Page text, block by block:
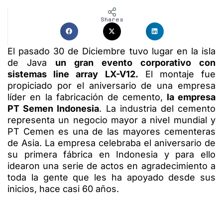
Shares
El pasado 30 de Diciembre tuvo lugar en la isla
de Java un gran evento corporativo con
sistemas line array LX-V12. El montaje fue
propiciado por el aniversario de una empresa
líder en la fabricación de cemento, la empresa
PT Semen Indonesia. La industria del cemento
representa un negocio mayor a nivel mundial y
PT Cemen es una de las mayores cementeras
de Asia. La empresa celebraba el aniversario de
su primera fábrica en Indonesia y para ello
idearon una serie de actos en agradecimiento a
toda la gente que les ha apoyado desde sus
inicios, hace casi 60 años.